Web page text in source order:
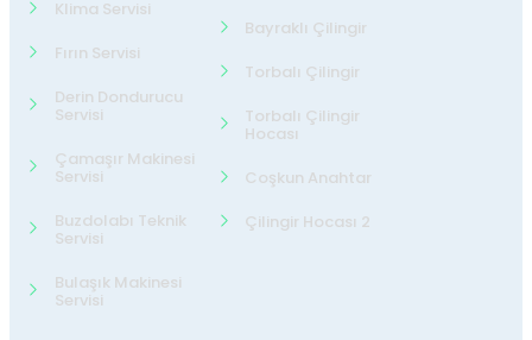
Klima Servisi
Fırın Servisi
Derin Dondurucu
Servisi
Çamaşır Makinesi
Servisi
Buzdolabı Teknik
Servisi
Bulaşık Makinesi
Servisi
Bayraklı Çilingir
Torbalı Çilingir
Torbalı Çilingir
Hocası
Coşkun Anahtar
Çilingir Hocası 2